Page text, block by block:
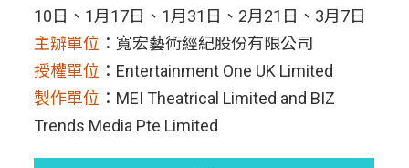
10日、1月17日、1月31日、2月21日、3月7日
主辦單位 ：寬宏藝術經紀股份有限公司
授權單位 ：Entertainment One UK Limited
製作單位 ：MEI Theatrical Limited and BIZ
Trends Media Pte Limited